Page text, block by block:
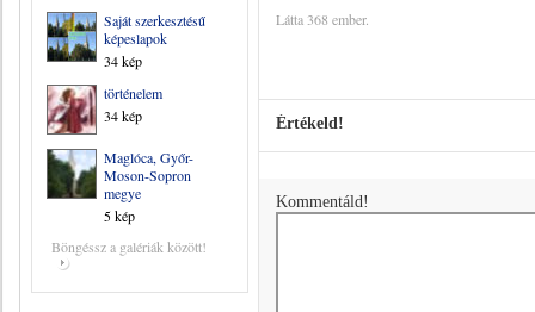
Saját szerkesztésű
képeslapok
34 kép
történelem
34 kép
Maglóca, Győr-
Moson-Sopron
megye
5 kép
Böngéssz a galériák között!
Látta 368 ember.
Értékeld!
Kommentáld!